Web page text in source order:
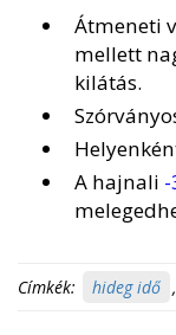
Átmeneti
mellett
kilátás.
A hajnali
Címkék: hideg idő ,